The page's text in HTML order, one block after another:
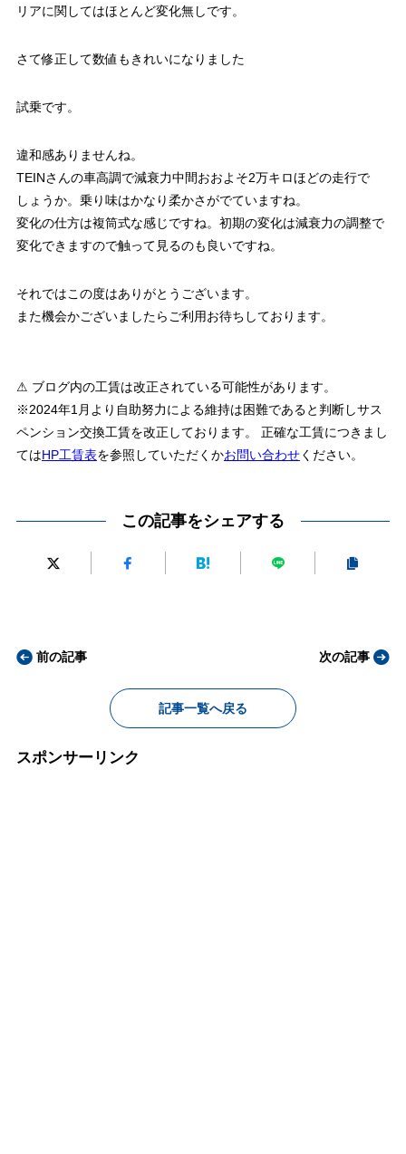
リアに関してはほとんど変化無しです。
さて修正して数値もきれいになりました
試乗です。
違和感ありませんね。
TEINさんの車高調で減衰力中間おおよそ2万キロほどの走行で
しょうか。乗り味はかなり柔かさがでていますね。
変化の仕方は複筒式な感じですね。初期の変化は減衰力の調整で
変化できますので触って見るのも良いですね。
それではこの度はありがとうございます。
また機会かございましたらご利用お待ちしております。
⚠ ブログ内の工賃は改正されている可能性があります。
※2024年1月より自助努力による維持は困難であると判断しサス
ペンション交換工賃を改正しております。 正確な工賃につきまし
てはHP工賃表を参照していただくかお問い合わせください。
この記事をシェアする
前の記事
記事一覧へ戻る
次の記事
スポンサーリンク